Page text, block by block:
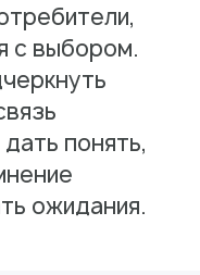
с выбором.
понять,
ожидания.